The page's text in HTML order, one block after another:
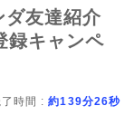
ダ友達紹介
録キャンペ
了時間 :約139分26秒